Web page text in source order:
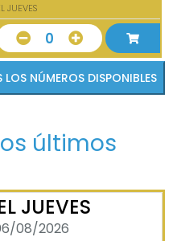
JUEVES
0
VER TODOS LOS NÚMEROS DISPONIBLES
últimos
JUEVES
08/2026